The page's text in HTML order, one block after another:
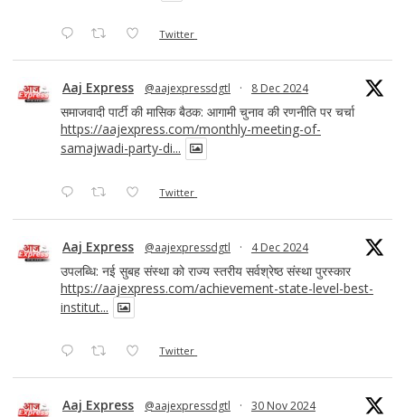
Twitter
Aaj Express @aajexpressdgtl · 8 Dec 2024
समाजवादी पार्टी की मासिक बैठक: आगामी चुनाव की रणनीति पर चर्चा
https://aajexpress.com/monthly-meeting-of-
samajwadi-party-di...
Twitter
Aaj Express @aajexpressdgtl · 4 Dec 2024
उपलब्धि: नई सुबह संस्था को राज्य स्तरीय सर्वश्रेष्ठ संस्था पुरस्कार
https://aajexpress.com/achievement-state-level-best-
institut...
Twitter
Aaj Express @aajexpressdgtl · 30 Nov 2024